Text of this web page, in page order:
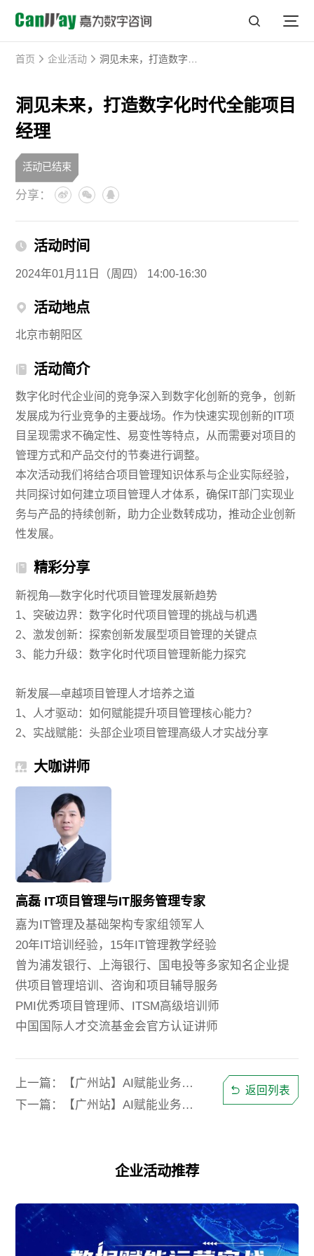
首页 企业活动
洞见未来，打造数字化时代全能项目
经理
活动已结束
分享：
活动时间
2024年01月11日（周四） 14:00-16:30
活动地点
北京市朝阳区
活动简介
数字化时代企业间的竞争深入到数字化创新的竞争，创新
发展成为行业竞争的主要战场。作为快速实现创新的IT项
目呈现需求不确定性、易变性等特点，从而需要对项目的
管理方式和产品交付的节奏进行调整。
本次活动我们将结合项目管理知识体系与企业实际经验，
共同探讨如何建立项目管理人才体系，确保IT部门实现业
务与产品的持续创新，助力企业数转成功，推动企业创新
性发展。
精彩分享
新视角—数字化时代项目管理发展新趋势
1、突破边界：数字化时代项目管理的挑战与机遇
2、激发创新：探索创新发展型项目管理的关键点
3、能力升级：数字化时代项目管理新能力探究
新发展—卓越项目管理人才培养之道
1、人才驱动：如何赋能提升项目管理核心能力？
2、实战赋能：头部企业项目管理高级人才实战分享
大咖讲师
高磊 IT项目管理与IT服务管理专家
嘉为IT管理及基础架构专家组领军人
20年IT培训经验，15年IT管理教学经验
曾为浦发银行、上海银行、国电投等多家知名企业提
供项目管理培训、咨询和项目辅导服务
PMI优秀项目管理师、ITSM高级培训师
中国国际人才交流基金会官方认证讲师
上一篇：【广州站】AI赋能业务，玩转智能未来
下一篇：【广州站】AI赋能业务，玩转智能未来
返回列表
企业活动推荐